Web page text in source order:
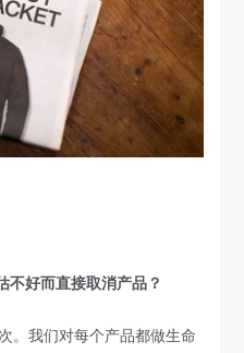
不好而直接取消产品？
。我们对每个产品都做生命